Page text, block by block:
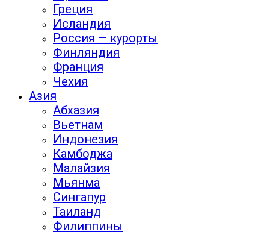
Греция
Исландия
Россия — курорты
Финляндия
Франция
Чехия
Азия
Абхазия
Вьетнам
Индонезия
Камбоджа
Малайзия
Мьянма
Сингапур
Таиланд
Филиппины